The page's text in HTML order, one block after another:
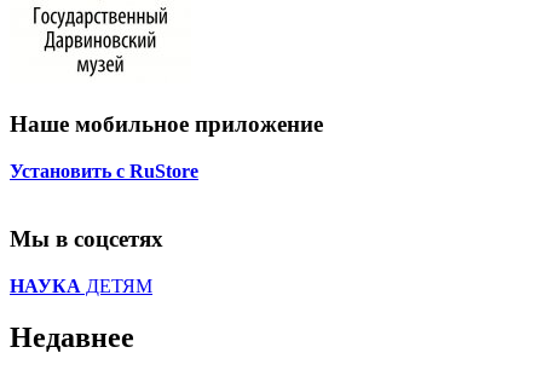
Наше мобильное приложение
Установить с RuStore
Мы в соцсетях
НАУКА ДЕТЯМ
Недавнее